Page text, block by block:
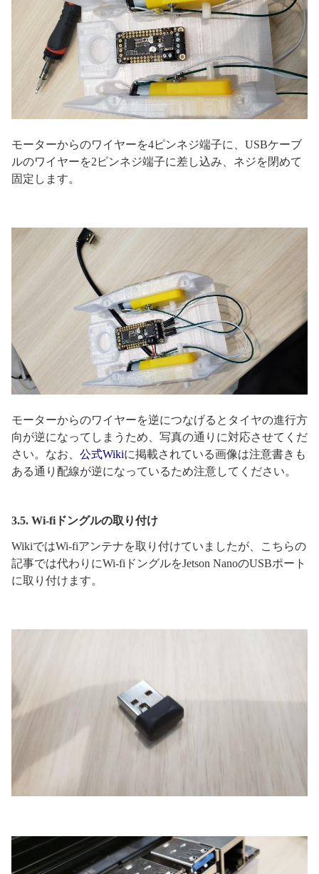
モーターからのワイヤーを4ピンネジ端子に、USBケーブ
ルのワイヤーを2ピンネジ端子に差し込み、ネジを閉めて
固定します。
モーターからのワイヤーを逆につなげるとタイヤの進行方
向が逆になってしまうため、写真の通りに対応させてくだ
さい。なお、 公式Wikiに掲載されている画像は注意書きも
ある通り配線が逆になっているため注意してください。
3.5. Wi-fiドングルの取り付け
WikiではWi-fiアンテナを取り付けていましたが、こちらの
記事では代わりにWi-fiドングルをJetson NanoのUSBポート
に取り付けます。